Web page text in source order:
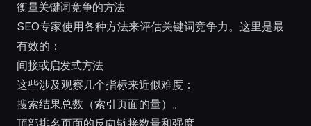
衡量关键词竞争的方法
SEO专家使用各种方法来评估关键词竞争力。这里是最
有效的：
间接或启发式方法
这些涉及观察几个指标来近似难度：
搜索结果总数（索引页面的量）。
顶部排名页面的反向链接数量和强度。